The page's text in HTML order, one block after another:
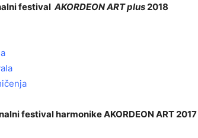
festival AKORDEON ART plus 2018
festival harmonike AKORDEON ART 2017